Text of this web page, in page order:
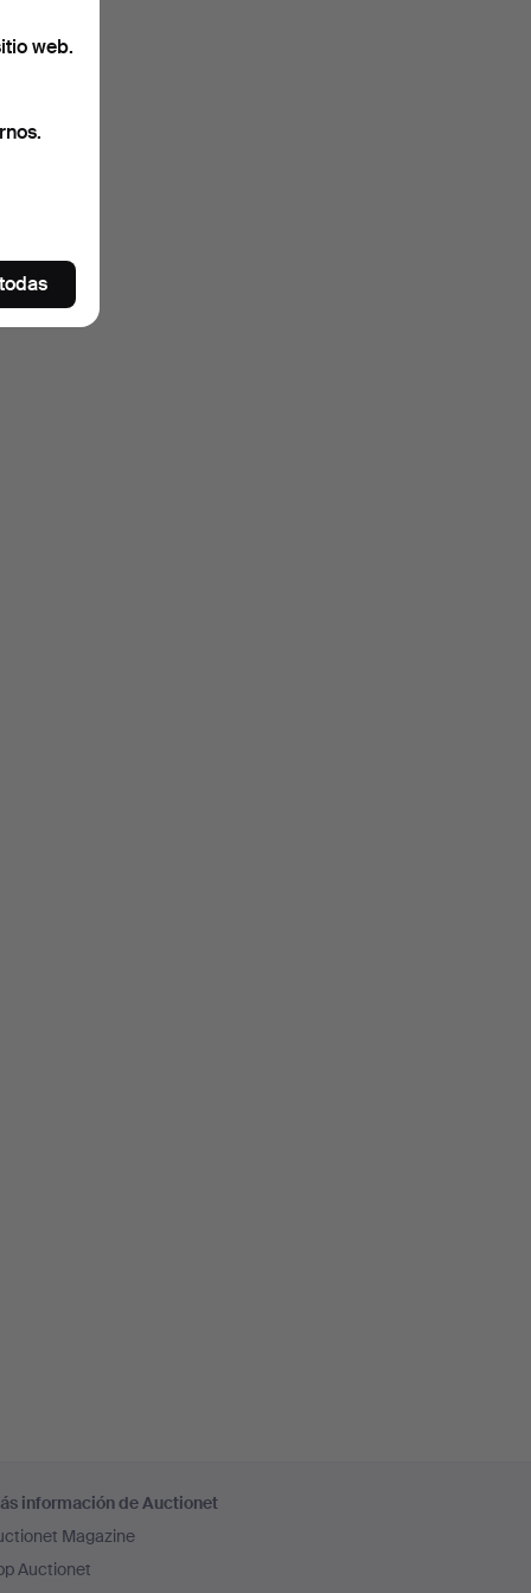
información de Auctionet
Magazine
Auctionet
web.